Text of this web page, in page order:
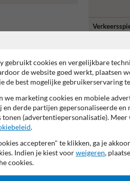
de juiste maatregelen te nemen
spiegel die is ontworpen om de
kruispunten, parkeergarages,
maten, vormen en functies,
zoals een productielijn of machine.
gebruikt cookies en vergelijkbare
de website goed werkt, plaatsen
de best mogelijke gebruikerservaring
we marketing cookies en mobiele
en derde partijen gepersonaliseerde en
tonen (advertentiepersonalisatie). Meer
.
accepteren" te klikken, ga je
Indien je kiest voorweigeren,
cookies.